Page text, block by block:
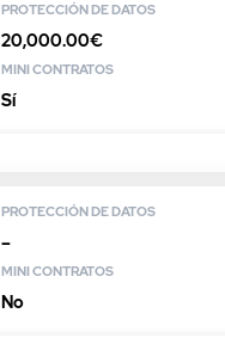
PROTECCIÓN DE DATOS
20,000.00€
MINI CONTRATOS
Sí
PROTECCIÓN DE DATOS
–
MINI CONTRATOS
No